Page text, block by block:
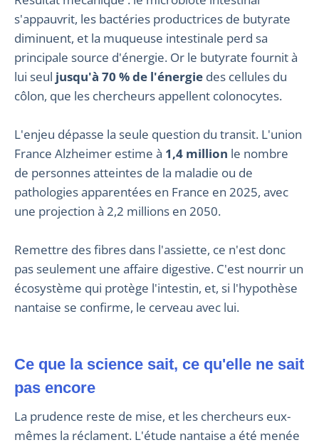
s'appauvrit, les bactéries productrices de butyrate
diminuent, et la muqueuse intestinale perd sa
principale source d'énergie. Or le butyrate fournit à
lui seul jusqu'à 70 % de l'énergie des cellules du
côlon, que les chercheurs appellent colonocytes.
L'enjeu dépasse la seule question du transit. L'union
France Alzheimer estime à 1,4 million le nombre
de personnes atteintes de la maladie ou de
pathologies apparentées en France en 2025, avec
une projection à 2,2 millions en 2050.
Remettre des fibres dans l'assiette, ce n'est donc
pas seulement une affaire digestive. C'est nourrir un
écosystème qui protège l'intestin, et, si l'hypothèse
nantaise se confirme, le cerveau avec lui.
Ce que la science sait, ce qu'elle ne sait
pas encore
La prudence reste de mise, et les chercheurs eux-
mêmes la réclament. L'étude nantaise a été menée